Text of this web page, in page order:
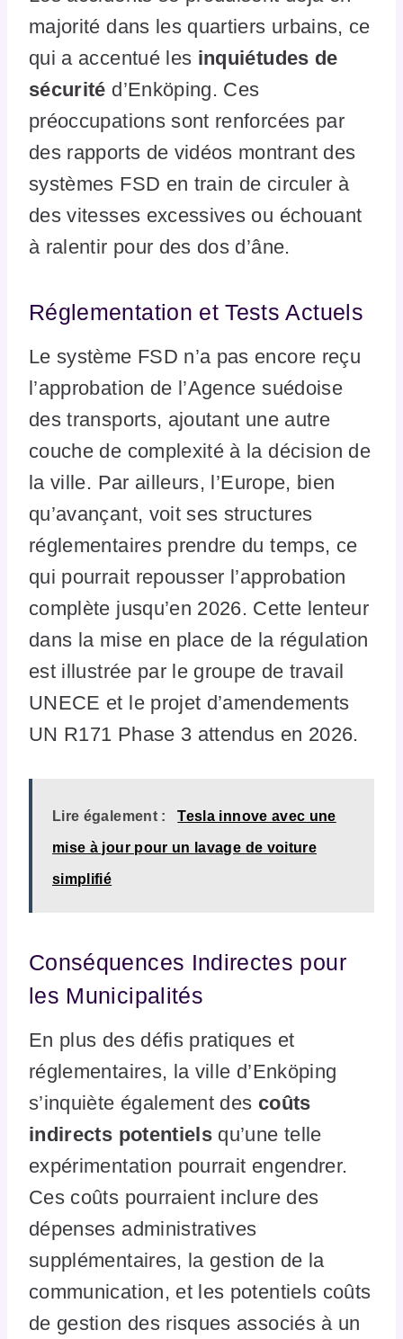
majorité dans les quartiers urbains, ce
qui a accentué les inquiétudes de
sécurité d’Enköping. Ces
préoccupations sont renforcées par
des rapports de vidéos montrant des
systèmes FSD en train de circuler à
des vitesses excessives ou échouant
à ralentir pour des dos d’âne.
Réglementation et Tests Actuels
Le système FSD n’a pas encore reçu
l’approbation de l’Agence suédoise
des transports, ajoutant une autre
couche de complexité à la décision de
la ville. Par ailleurs, l’Europe, bien
qu’avançant, voit ses structures
réglementaires prendre du temps, ce
qui pourrait repousser l’approbation
complète jusqu’en 2026. Cette lenteur
dans la mise en place de la régulation
est illustrée par le groupe de travail
UNECE et le projet d’amendements
UN R171 Phase 3 attendus en 2026.
Lire également : Tesla innove avec une
mise à jour pour un lavage de voiture
simplifié
Conséquences Indirectes pour
les Municipalités
En plus des défis pratiques et
réglementaires, la ville d’Enköping
s’inquiète également des coûts
indirects potentiels qu’une telle
expérimentation pourrait engendrer.
Ces coûts pourraient inclure des
dépenses administratives
supplémentaires, la gestion de la
communication, et les potentiels coûts
de gestion des risques associés à un